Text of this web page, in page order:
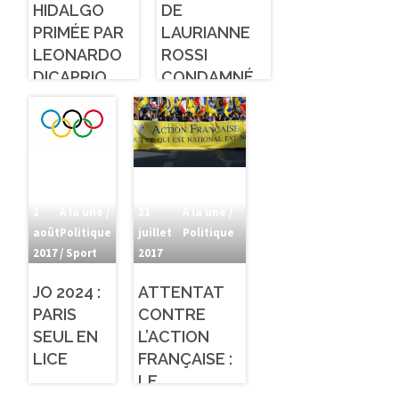
HIDALGO
PRIMÉE PAR
LEONARDO
DICAPRIO
DE
LAURIANNE
ROSSI
CONDAMNÉ
août
2017
Politique
/ Sport
JO 2024 :
PARIS
SEUL EN
LICE
juillet
2017
Politique
ATTENTAT
CONTRE
L’ACTION
FRANÇAISE :
LE